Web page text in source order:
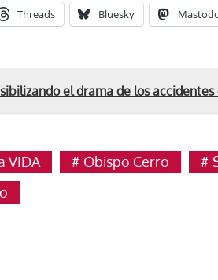
Threads Bluesky
el drama de los
VIDA Obispo Cerro